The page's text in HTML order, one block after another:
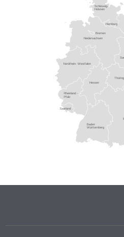
Baden
Württemberg
Hessen
Niedersachsen
Nordrhein- Westfalen
Rheinland -
Pfalz
Schleswig-
Holstein
Bremen
Hamburg
Saarland